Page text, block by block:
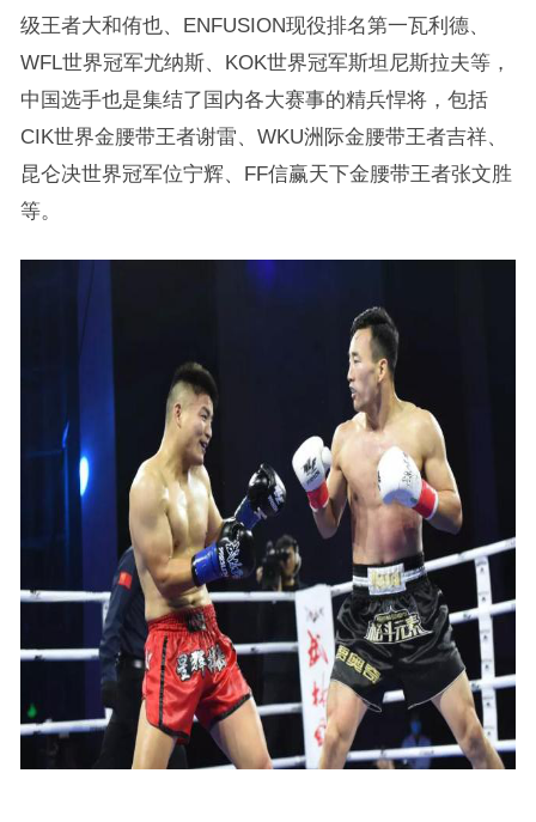
级王者大和侑也、ENFUSION现役排名第一瓦利德、
WFL世界冠军尤纳斯、KOK世界冠军斯坦尼斯拉夫等，
中国选手也是集结了国内各大赛事的精兵悍将，包括
CIK世界金腰带王者谢雷、WKU洲际金腰带王者吉祥、
昆仑决世界冠军位宁辉、FF信赢天下金腰带王者张文胜
等。